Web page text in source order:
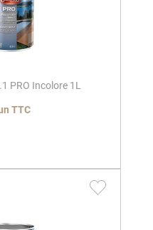
PRO Incolore 1L
TTC